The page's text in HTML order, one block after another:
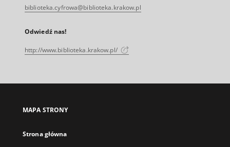
biblioteka.cyfrowa@biblioteka.krakow.pl
Odwiedź nas!
http://www.biblioteka.krakow.pl/
MAPA STRONY
Strona główna